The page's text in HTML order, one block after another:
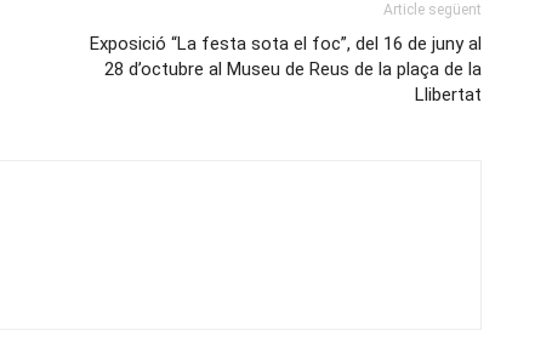
Article següent
Exposició “La festa sota el foc”, del 16 de juny al
28 d’octubre al Museu de Reus de la plaça de la
Llibertat